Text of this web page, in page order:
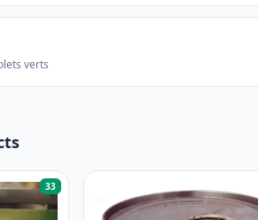
verts
33